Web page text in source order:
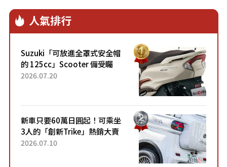
人氣排行
Suzuki「可放進全罩式安全帽
的 125cc」Scooter 備受矚
目！採用全新流線設計與各項
2026.07.20
新車只要60萬日圓起！可乘坐
3人的「創新Trike」熱銷大賣
成為人氣車款！「養車成本真
2026.07.10